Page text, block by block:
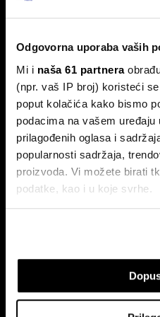
Odgovorna uporaba vaših
Mi i naša 61 partnera
(npr. vaš IP broj) koristeći
poput kolačića kako bismo
podacima na vašem
prilagođenih oglasa i
popularnosti sadržaja,
proizvoda. Vi možete birati
podatke, kao i u koje svrhe.
Prikupljati podatke o
koji mogu biti precizni
Prepoznati vaš
skenirati njegove
BYD vodi u
Kinesko poduzeće
dok SAD čini sve što može
ostala izvan njegovih granica.